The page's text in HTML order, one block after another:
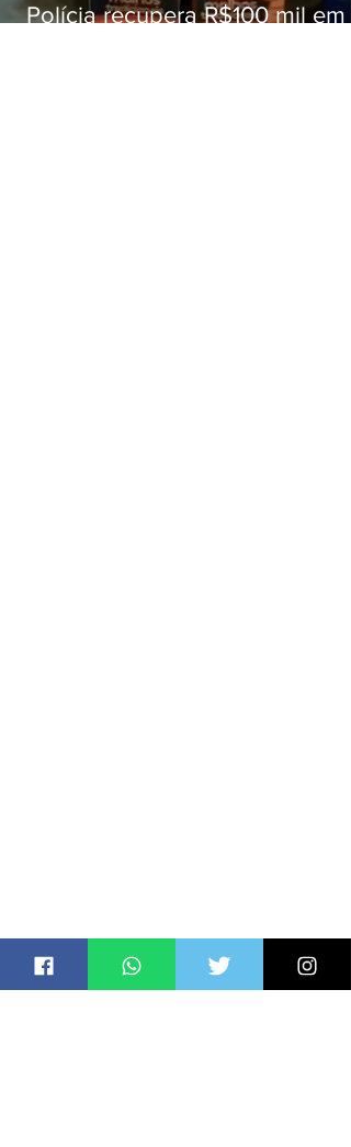
Polícia recupera R$100 mil em